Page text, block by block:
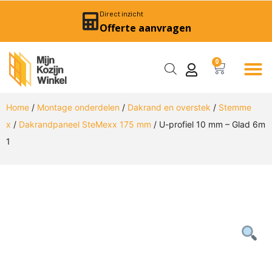
Direct inzicht
Offerte aanvragen
0
Home / Montage onderdelen / Dakrand en overstek / Stemme
x / Dakrandpaneel SteMexx 175 mm / U-profiel 10 mm – Glad 6m
1